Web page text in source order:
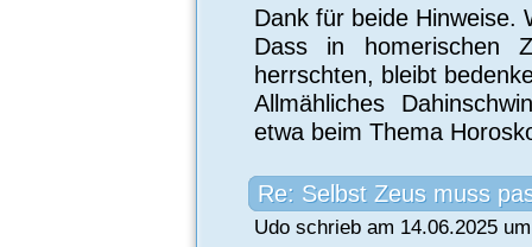
Dank für beide Hinweise.
Dass in homerischen
herrschten, bleibt
Allmähliches
etwa beim Thema
Re: Selbst Zeus muss
Udo schrieb am 14.06.2025